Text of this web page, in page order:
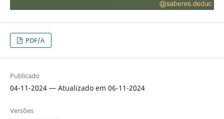
PDF/A
Publicado
04-11-2024 — Atualizado em 06-11-2024
Versões